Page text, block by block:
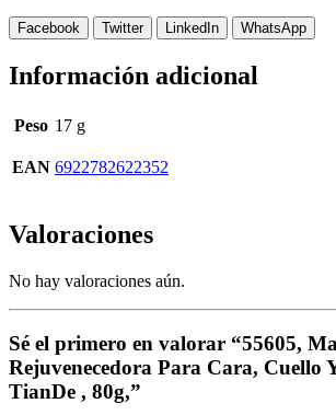
Facebook Twitter LinkedIn WhatsApp
Información adicional
Peso 17 g
EAN 6922782622352
Valoraciones
No hay valoraciones aún.
Sé el primero en valorar “55605,
Rejuvenecedora Para Cara, Cuello
TianDe , 80g,”